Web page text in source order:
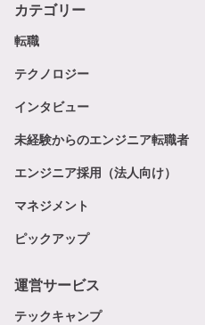
カテゴリー
転職
テクノロジー
インタビュー
未経験からのエンジニア転職者
エンジニア採用（法人向け）
マネジメント
ピックアップ
運営サービス
テックキャンプ